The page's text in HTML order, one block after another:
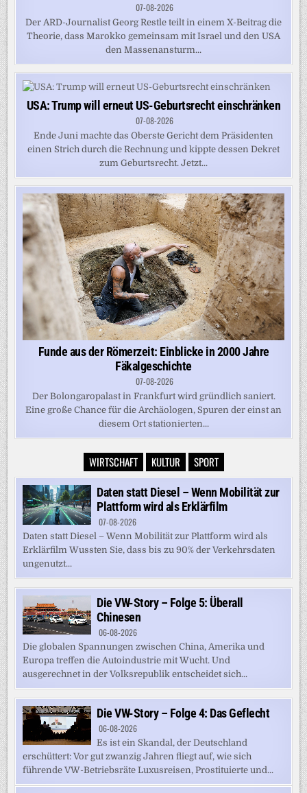
07-08-2026
Der ARD-Journalist Georg Restle teilt in einem X-Beitrag die
Theorie, dass Marokko gemeinsam mit Israel und den USA
den Massenansturm...
USA: Trump will erneut US-Geburtsrecht einschränken
07-08-2026
Ende Juni machte das Oberste Gericht dem Präsidenten
einen Strich durch die Rechnung und kippte dessen Dekret
zum Geburtsrecht. Jetzt...
Funde aus der Römerzeit: Einblicke in 2000 Jahre
Fäkalgeschichte
07-08-2026
Der Bolongaropalast in Frankfurt wird gründlich saniert.
Eine große Chance für die Archäologen, Spuren der einst an
diesem Ort stationierten...
WIRTSCHAFT KULTUR SPORT
Daten statt Diesel – Wenn Mobilität zur
Plattform wird als Erklärfilm
07-08-2026
Daten statt Diesel – Wenn Mobilität zur Plattform wird als
Erklärfilm Wussten Sie, dass bis zu 90% der Verkehrsdaten
ungenutzt...
Die VW-Story – Folge 5: Überall
Chinesen
06-08-2026
Die globalen Spannungen zwischen China, Amerika und
Europa treffen die Autoindustrie mit Wucht. Und
ausgerechnet in der Volksrepublik entscheidet sich...
Die VW-Story – Folge 4: Das Geflecht
06-08-2026
Es ist ein Skandal, der Deutschland
erschüttert: Vor gut zwanzig Jahren fliegt auf, wie sich
führende VW-Betriebsräte Luxusreisen, Prostituierte und...